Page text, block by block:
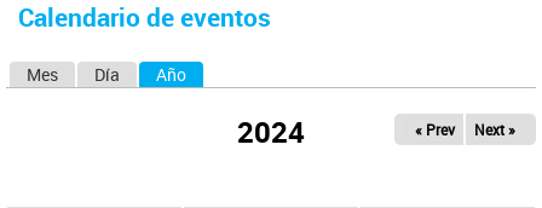
usted
Calendario de eventos
Mes Día Año
2024 « Prev Next »